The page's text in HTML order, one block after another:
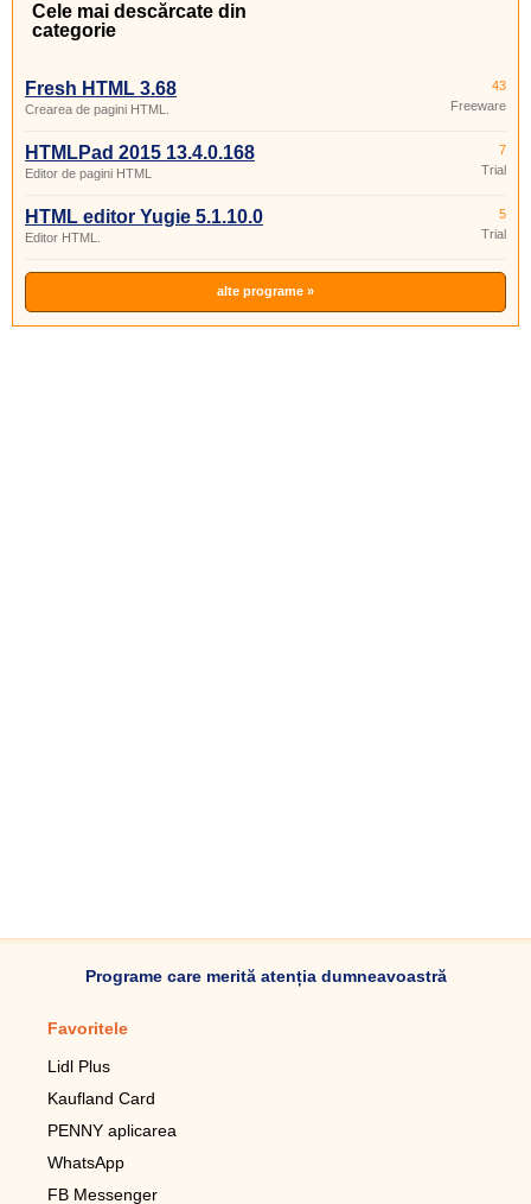
Cele mai descărcate din
categorie
Fresh HTML 3.68
Crearea de pagini HTML.
43
Freeware
HTMLPad 2015 13.4.0.168
Editor de pagini HTML
7
Trial
HTML editor Yugie 5.1.10.0
Editor HTML.
5
Trial
alte programe »
Programe care merită atenția dumneavoastră
Favoritele
Lidl Plus
Kaufland Card
PENNY aplicarea
WhatsApp
FB Messenger